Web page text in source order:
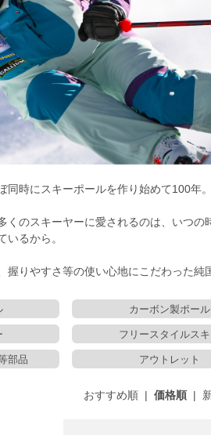
時にスキーポールを作り始めて100年。
くのスキーヤーに愛されるのは、いつ
いるから。
握りやすさ等の使い心地にこだわった純
カーボン製ポール
フリースタイルス
部品 アウトレット
おすすめ順 |価格順 |